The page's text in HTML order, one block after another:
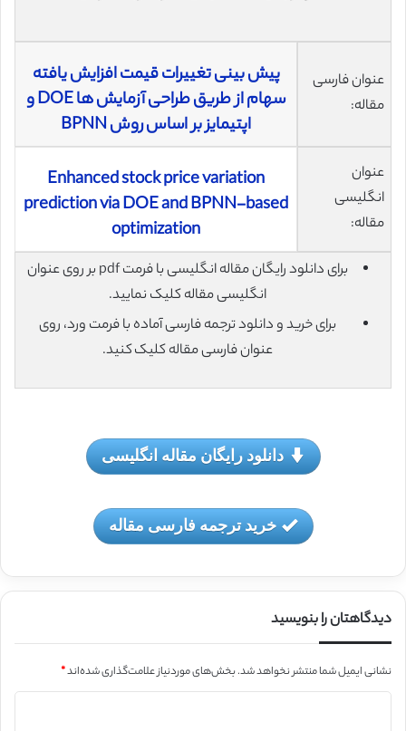
عنوان فارسی
مقاله:
پیش ‌بینی تغییرات قیمت افزایش‌ یافته
سهام از طریق طراحی آزمایش ها DOE و
اپتیمایز بر اساس روش BPNN
عنوان
انگلیسی
مقاله:
Enhanced stock price variation
prediction via DOE and BPNN-based
optimization
برای دانلود رایگان مقاله انگلیسی با فرمت pdf بر روی عنوان
انگلیسی مقاله کلیک نمایید.
برای خرید و دانلود ترجمه فارسی آماده با فرمت ورد، روی
عنوان فارسی مقاله کلیک کنید.
دانلود رایگان مقاله انگلیسی
خرید ترجمه فارسی مقاله
دیدگاهتان را بنویسید
نشانی ایمیل شما منتشر نخواهد شد.بخش‌های موردنیاز علامت‌گذاری شده‌اند*